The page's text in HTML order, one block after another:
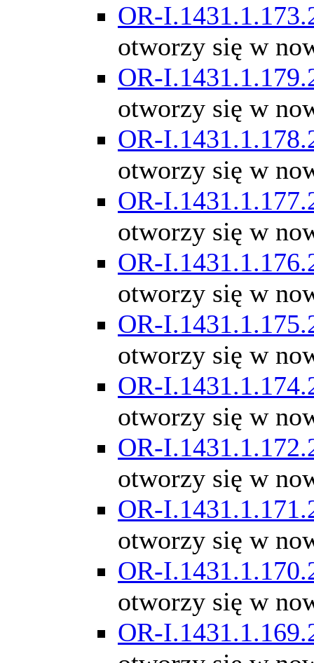
OR-
otworzy się w
OR-
otworzy się w
OR-
otworzy się w
OR-
otworzy się w
OR-
otworzy się w
OR-
otworzy się w
OR-
otworzy się w
OR-
otworzy się w
OR-
otworzy się w
OR-
otworzy się w
OR-